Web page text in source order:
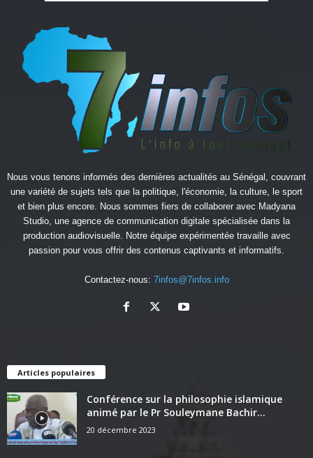
Nous vous tenons informés des dernières actualités au Sénégal, couvrant
une variété de sujets tels que la politique, l'économie, la culture, le sport
et bien plus encore. Nous sommes fiers de collaborer avec Madyana
Studio , une agence de communication digitale spécialisée dans la
production audiovisuelle. Notre équipe expérimentée travaille avec
passion pour vous offrir des contenus captivants et informatifs.
Contactez-nous: 7infos@7infos.info
Articles populaires
Conférence sur la philosophie islamique
animé par le Pr Souleymane Bachir...
20 décembre 2023